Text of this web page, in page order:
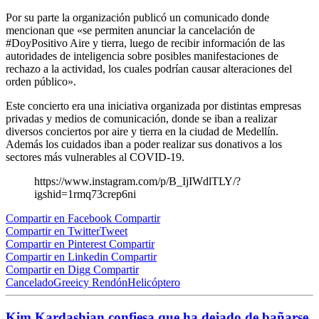
Por su parte la organización publicó un comunicado donde
mencionan que «se permiten anunciar la cancelación de
#DoyPositivo Aire y tierra, luego de recibir información de las
autoridades de inteligencia sobre posibles manifestaciones de
rechazo a la actividad, los cuales podrían causar alteraciones del
orden público».
Este concierto era una iniciativa organizada por distintas empresas
privadas y medios de comunicación, donde se iban a realizar
diversos conciertos por aire y tierra en la ciudad de Medellín.
Además los cuidados iban a poder realizar sus donativos a los
sectores más vulnerables al COVID-19.
https://www.instagram.com/p/B_IjIWdlTLY/?
igshid=1rmq73crep6ni
Compartir en Facebook Compartir
Compartir en TwitterTweet
Compartir en Pinterest Compartir
Compartir en Linkedin Compartir
Compartir en Digg Compartir
CanceladoGreeicy RendónHelicóptero